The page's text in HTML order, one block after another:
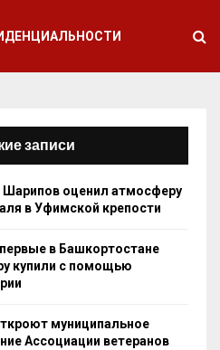
записи
Шарипов оценил атмосферу
в Уфимской крепости
в Башкортостане
купили с помощью
муниципальное
Ассоциации ветеранов